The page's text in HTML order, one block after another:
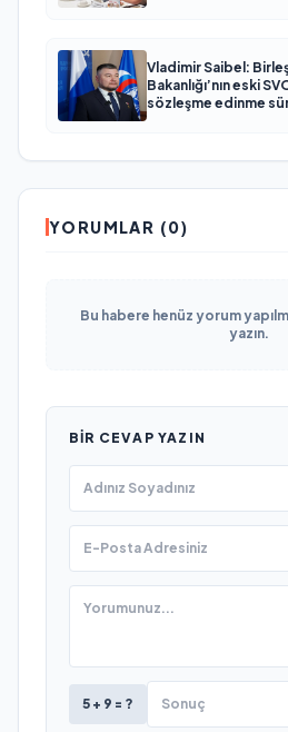
Vladimir Saibel:
Bakanlığı’nın eski
sözleşme edinme
YORUMLAR (0)
Bu habere henüz yorum
yazın.
BIR CEVAP YAZIN
5 + 9 = ?